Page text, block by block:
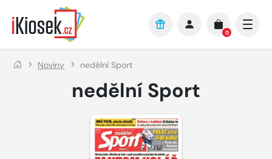
Přejít na hlavní obsah
0
Noviny nedělní Sport
nedělní Sport